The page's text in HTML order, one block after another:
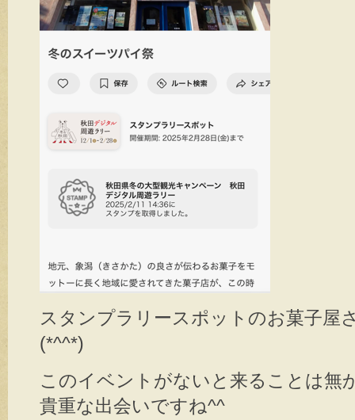
スタンプラリースポットのお菓子屋
(*^^*)
このイベントがないと来ることは無
貴重な出会いですね^^